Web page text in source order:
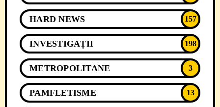
HARD NEWS 157
INVESTIGAȚII 198
METROPOLITANE 3
PAMFLETISME 13